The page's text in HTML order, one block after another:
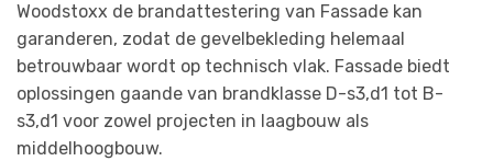
Woodstoxx de brandattestering van Fassade kan
garanderen, zodat de gevelbekleding helemaal
betrouwbaar wordt op technisch vlak. Fassade biedt
oplossingen gaande van brandklasse D-s3,d1 tot B-
s3,d1 voor zowel projecten in laagbouw als
middelhoogbouw.